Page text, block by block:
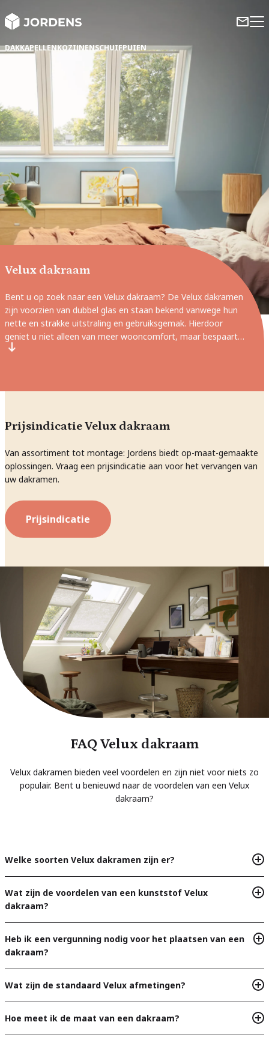
DAKKAPELLENKOZIJNENSCHUIFPUIEN
Velux dakraam
Bent u op zoek naar een Velux dakraam? De Velux dakramen
zijn voorzien van dubbel glas en staan bekend vanwege hun
nette en strakke uitstraling en gebruiksgemak. Hierdoor
geniet u niet alleen van meer wooncomfort, maar bespaart u
ook op de energiekosten. Met een Velux dakraam bent u
Prijsindicatie Velux dakraam
Van assortiment tot montage: Jordens biedt op-maat-gemaakte
oplossingen. Vraag een prijsindicatie aan voor het vervangen van
uw dakramen.
Prijsindicatie
FAQ Velux dakraam
Velux dakramen bieden veel voordelen en zijn niet voor niets zo
populair. Bent u benieuwd naar de voordelen van een Velux
dakraam?
Welke soorten Velux dakramen zijn er?
Wat zijn de voordelen van een kunststof Velux
dakraam?
Heb ik een vergunning nodig voor het plaatsen van een
dakraam?
Wat zijn de standaard Velux afmetingen?
Hoe meet ik de maat van een dakraam?